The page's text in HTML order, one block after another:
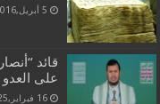
5 أبريل,2016
قائد
على
16 فبراير,2025